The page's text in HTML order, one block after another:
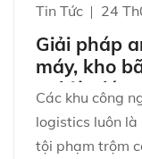
Tin Tức 24
Giải pháp
máy, kho
nghiệp lớn
Các khu công
logistics luôn
tội phạm trộm